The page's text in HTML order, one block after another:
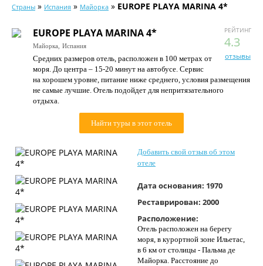
Календарь туров
Цены дня
Страны
Как купить
Страны » Испания » Майорка » EUROPE PLAYA MARINA 4*
РЕЙТИНГ
4.3
отзывы
EUROPE PLAYA MARINA 4*
Майорка, Испания
Средних размеров отель, расположен в 100 метрах от
моря. До центра – 15-20 минут на автобусе. Сервис
на хорошем уровне, питание ниже среднего, условия размещения
не самые лучшие. Отель подойдет для непритязательного
отдыха.
Найти туры в этот отель
Добавить свой отзыв об этом
отеле
Дата основания: 1970
Реставрирован: 2000
Расположение:
Отель расположен на берегу
моря, в курортной зоне Ильетас,
в 6 км от столицы - Пальма де
Майорка. Расстояние до